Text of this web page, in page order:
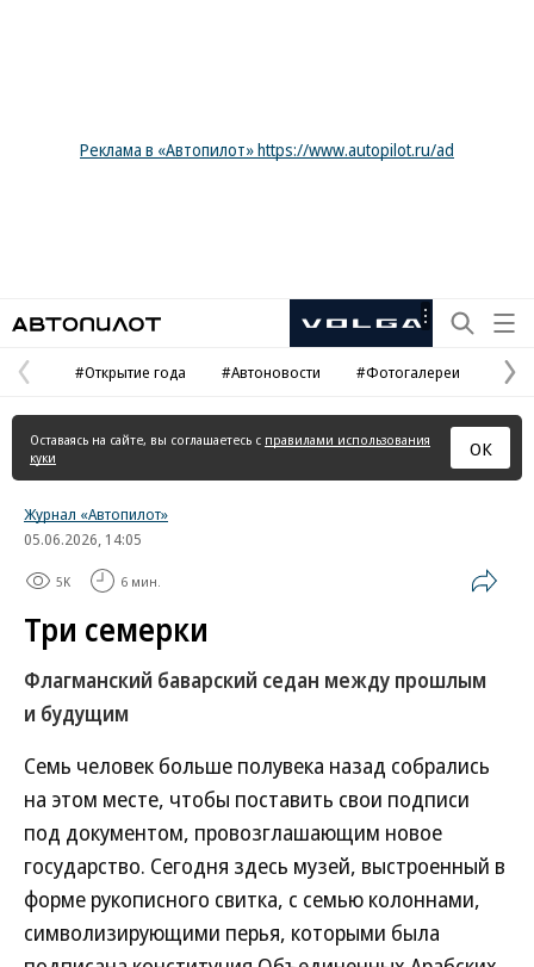
Реклама в «Автопилот» https://www.autopilot.ru/ad
Рекламная
Предыдущая
страница
#Открытие года #Автоновости #Фотогалереи
Оставаясь на сайте, вы соглашаетесь с правилами использования
куки
ОК
Журнал «Автопилот»
05.06.2026, 14:05
5K 6 мин.
Три семерки
Флагманский баварский седан между прошлым
и будущим
Семь человек больше полувека назад собрались
на этом месте, чтобы поставить свои подписи
под документом, провозглашающим новое
государство. Сегодня здесь музей, выстроенный в
форме рукописного свитка, с семью колоннами,
символизирующими перья, которыми была